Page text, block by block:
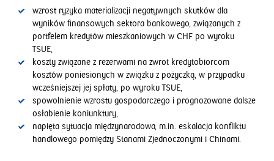
wzrost ryzyka materializacji negatywnych skutków dla
wyników finansowych sektora bankowego, związanych z
portfelem kredytów mieszkaniowych w CHF po wyroku
TSUE,
koszty związane z rezerwami na zwrot kredytobiorcom
kosztów poniesionych w związku z pożyczką, w przypadku
wcześniejszej jej spłaty, po wyroku TSUE,
spowolnienie wzrostu gospodarczego i prognozowane dalsze
osłabienie koniunktury,
napięta sytuacja międzynarodowa, m.in. eskalacja konfliktu
handlowego pomiędzy Stanami Zjednoczonymi i Chinami.